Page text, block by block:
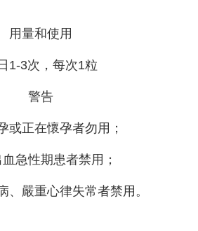
用量和使用
1-3次，每次1粒
警告
或正在懷孕者勿用；
急性期患者禁用；
、嚴重心律失常者禁用。